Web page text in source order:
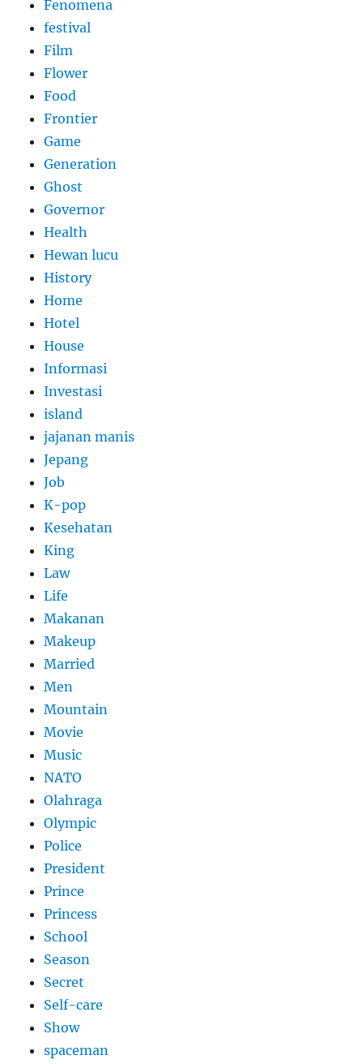
Fenomena
festival
Film
Flower
Food
Frontier
Game
Generation
Ghost
Governor
Health
Hewan lucu
History
Home
Hotel
House
Informasi
Investasi
island
jajanan manis
Jepang
Job
K-pop
Kesehatan
King
Law
Life
Makanan
Makeup
Married
Men
Mountain
Movie
Music
NATO
Olahraga
Olympic
Police
President
Prince
Princess
School
Season
Secret
Self-care
Show
spaceman